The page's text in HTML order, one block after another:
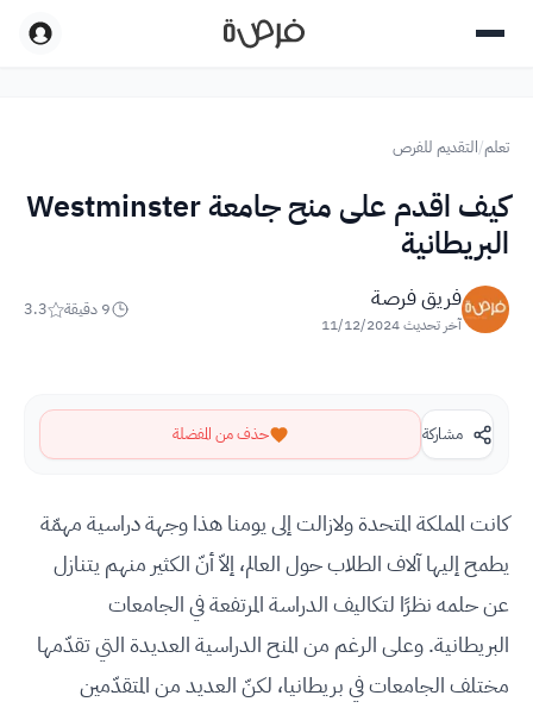
تعلم/التقديم للفرص
كيف اقدم على منح جامعة Westminster
البريطانية
فريق فرصة
آخر تحديث11/12/2024
9 دقيقة 3.3
مشاركة حذف من المفضلة
كانت المملكة المتحدة ولازالت إلى يومنا هذا وجهة دراسية مهمّة
يطمح إليها آلاف الطلاب حول العالم، إلاّ أنّ الكثير منهم يتنازل
عن حلمه نظرًا لتكاليف الدراسة المرتفعة في الجامعات
البريطانية. وعلى الرغم من المنح الدراسية العديدة التي تقدّمها
مختلف الجامعات في بريطانيا، لكنّ العديد من المتقدّمين